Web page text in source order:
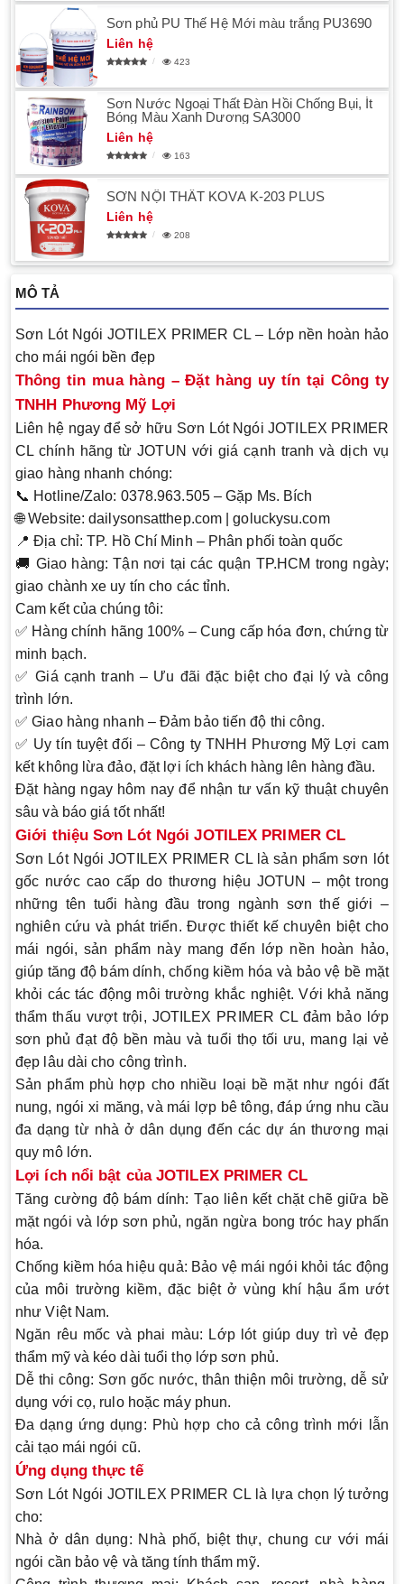
Sơn phủ PU Thế Hệ Mới màu trắng PU3690
Liên hệ
423
Sơn Nước Ngoại Thất Đàn Hồi Chống Bụi, Ít
Bóng Màu Xanh Dương SA3000
Liên hệ
163
SƠN NỘI THẤT KOVA K-203 PLUS
Liên hệ
208
MÔ TẢ
Sơn Lót Ngói JOTILEX PRIMER CL – Lớp nền hoàn hảo
cho mái ngói bền đẹp
Thông tin mua hàng – Đặt hàng uy tín tại Công ty
TNHH Phương Mỹ Lợi
Liên hệ ngay để sở hữu Sơn Lót Ngói JOTILEX PRIMER
CL chính hãng từ JOTUN với giá cạnh tranh và dịch vụ
giao hàng nhanh chóng:
📞 Hotline/Zalo: 0378.963.505 – Gặp Ms. Bích
🌐Website: dailysonsatthep.com | goluckysu.com
📍Địa chỉ: TP. Hồ Chí Minh – Phân phối toàn quốc
🚚 Giao hàng: Tận nơi tại các quận TP.HCM trong ngày;
giao chành xe uy tín cho các tỉnh.
Cam kết của chúng tôi:
✅ Hàng chính hãng 100% – Cung cấp hóa đơn, chứng từ
minh bạch.
✅Giá cạnh tranh – Ưu đãi đặc biệt cho đại lý và công
trình lớn.
✅Giao hàng nhanh – Đảm bảo tiến độ thi công.
✅ Uy tín tuyệt đối – Công ty TNHH Phương Mỹ Lợi cam
kết không lừa đảo, đặt lợi ích khách hàng lên hàng đầu.
Đặt hàng ngay hôm nay để nhận tư vấn kỹ thuật chuyên
sâu và báo giá tốt nhất!
Giới thiệu Sơn Lót Ngói JOTILEX PRIMER CL
Sơn Lót NgóiJOTILEX PRIMER CL là sản phẩm sơn lót
gốc nước cao cấp do thương hiệu JOTUN – một trong
những tên tuổi hàng đầu trong ngành sơn thế giới –
nghiên cứu và phát triển. Được thiết kế chuyên biệt cho
mái ngói, sản phẩm này mang đến lớp nền hoàn hảo,
giúp tăng độ bám dính, chống kiềm hóa và bảo vệ bề mặt
khỏi các tác động môi trường khắc nghiệt. Với khả năng
thẩm thấu vượt trội, JOTILEX PRIMER CL đảm bảo lớp
sơn phủ đạt độ bền màu và tuổi thọ tối ưu, mang lại vẻ
đẹp lâu dài cho công trình.
Sản phẩm phù hợp cho nhiều loại bề mặt như ngói đất
nung, ngói xi măng, và mái lợp bê tông, đáp ứng nhu cầu
đa dạng từ nhà ở dân dụng đến các dự án thương mại
quy mô lớn.
Lợi ích nổi bật của JOTILEX PRIMER CL
Tăng cường độ bám dính: Tạo liên kết chặt chẽ giữa bề
mặt ngói và lớp sơn phủ, ngăn ngừa bong tróc hay phấn
hóa.
Chống kiềm hóa hiệu quả: Bảo vệ mái ngói khỏi tác động
của môi trường kiềm, đặc biệt ở vùng khí hậu ẩm ướt
như Việt Nam.
Ngăn rêu mốc và phai màu: Lớp lót giúp duy trì vẻ đẹp
thẩm mỹ và kéo dài tuổi thọ lớp sơn phủ.
Dễ thi công: Sơn gốc nước, thân thiện môi trường, dễ sử
dụng với cọ, rulo hoặc máy phun.
Đa dạng ứng dụng: Phù hợp cho cả công trình mới lẫn
cải tạo mái ngói cũ.
Ứng dụng thực tế
Sơn Lót Ngói JOTILEX PRIMER CL là lựa chọn lý tưởng
cho:
Nhà ở dân dụng: Nhà phố, biệt thự, chung cư với mái
ngói cần bảo vệ và tăng tính thẩm mỹ.